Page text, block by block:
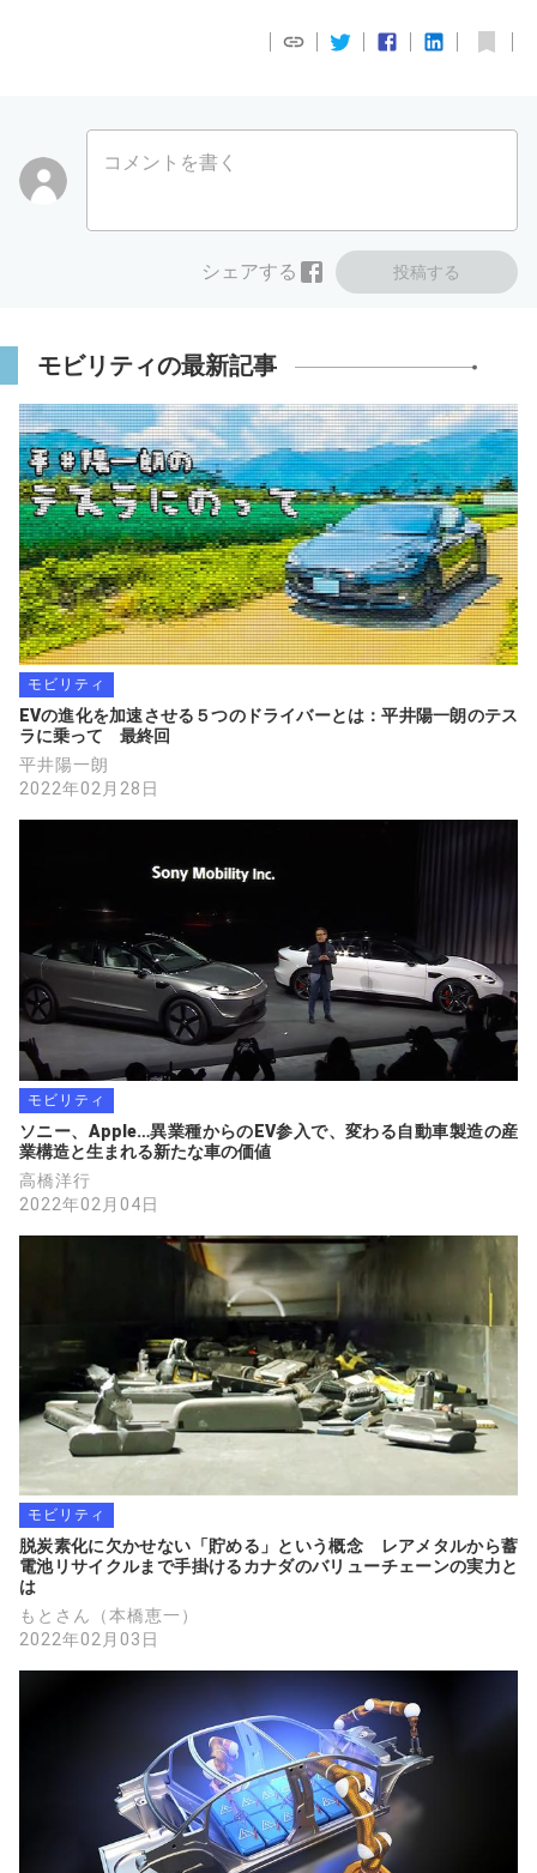
コメントを書く
投稿する
シェアする
モビリティの最新記事
モビリティ
EVの進化を加速させる５つのドライバーとは：平井陽一朗のテス
ラに乗って　最終回
平井陽一朗
2022年02月28日
モビリティ
ソニー、Apple…異業種からのEV参入で、変わる自動車製造の産
業構造と生まれる新たな車の価値
高橋洋行
2022年02月04日
モビリティ
脱炭素化に欠かせない「貯める」という概念　レアメタルから蓄
電池リサイクルまで手掛けるカナダのバリューチェーンの実力と
は
もとさん（本橋恵一）
2022年02月03日